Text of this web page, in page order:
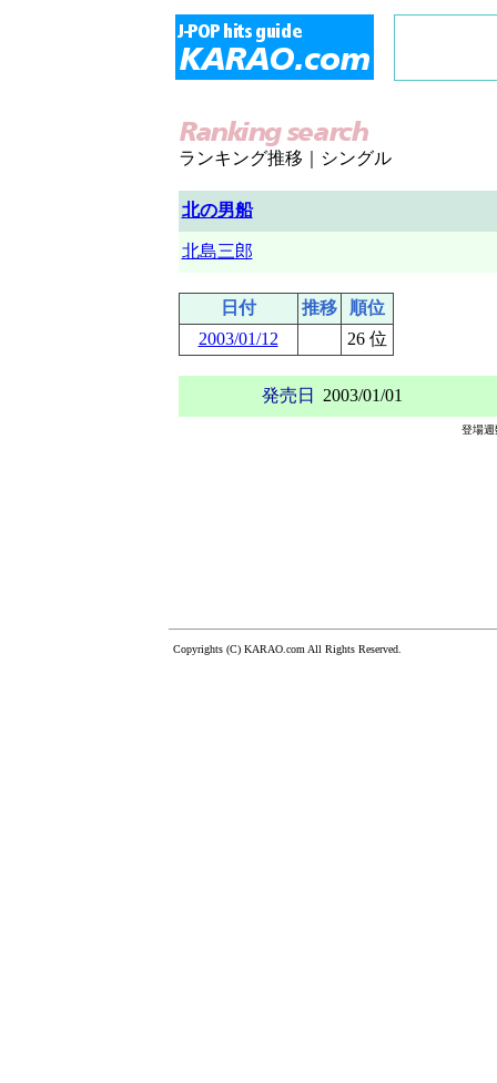
ランキング推移｜シングル
北の男船
北島三郎
日付 推移
順位
2003/01/12
26 位
発売日 2003/01/01
登場週
Copyrights (C) KARAO.com All Rights Reserved.